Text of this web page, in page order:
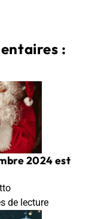
:
2024 est
de lecture